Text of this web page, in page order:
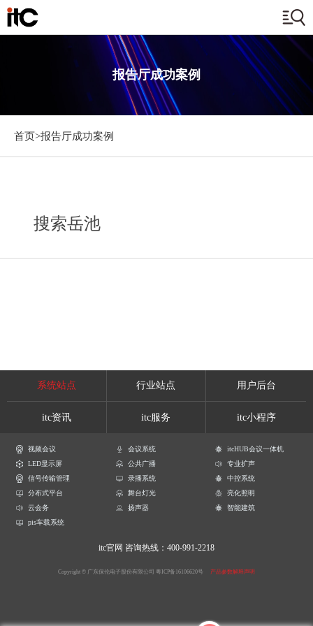
报告厅成功案例
首页>报告厅成功案例
搜索岳池
系统站点 行业站点 用户后台
itc资讯 itc服务 itc小程序
视频会议 会议系统
itcHUB会议一体机
LED显示屏
公共广播
专业扩声
信号传输管理
录播系统
中控系统
分布式平台
舞台灯光
亮化照明
云会务
扬声器
智能建筑
pis车载系统
itc官网 咨询热线：400-991-2218
Copyright © 广东保伦电子股份有限公司 粤ICP备16106620号 产品参数解释声明